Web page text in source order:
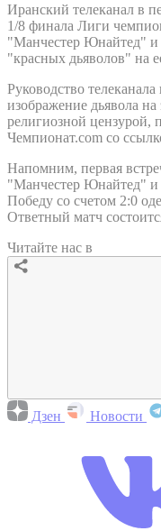
Иранский телеканал в
1/8 финала Лиги
"Манчестер Юнайтед"
"красных дьяволов" на
Руководство
изображение дьявола
религиозной цензурой,
Чемпионат.com со
Напомним, первая
"Манчестер Юнайтед" и
Победу со счетом 2:0
Ответный матч
Читайте нас в
Дзен Новости